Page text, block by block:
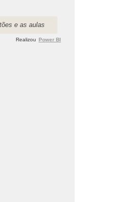
e as aulas
Realizou Power BI